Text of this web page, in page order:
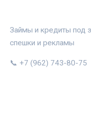
Займы и кредиты под
спешки и рекламы
📞 +7 (962) 743-80-75